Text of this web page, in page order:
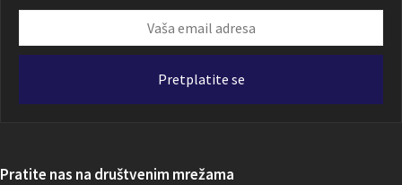
email
Pretplatite se
Pratite nas na društvenim mrežama